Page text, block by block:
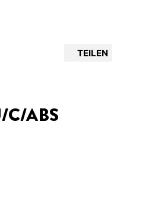
TEILEN
C/ABS